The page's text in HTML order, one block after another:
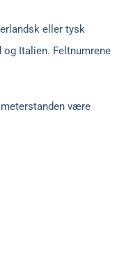
eller tysk
Italien. Feltnumrene
være